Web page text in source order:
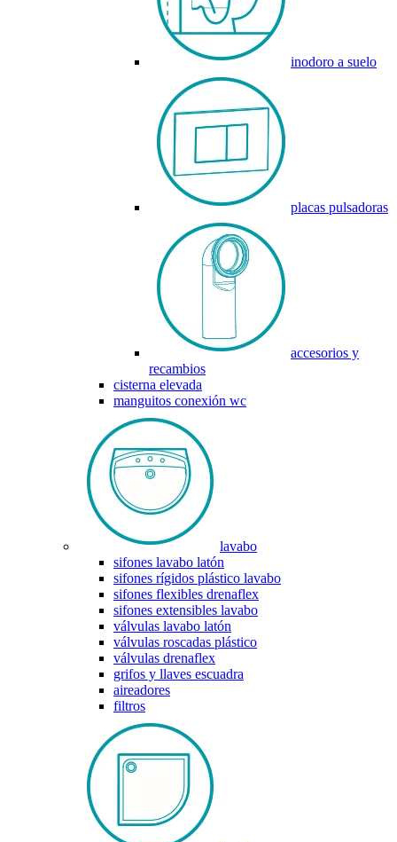
inodoro a suelo
placas pulsadoras
accesorios y
recambios
cisterna elevada
manguitos conexión wc
lavabo
sifones lavabo latón
sifones rígidos plástico lavabo
sifones flexibles drenaflex
sifones extensibles lavabo
válvulas lavabo latón
válvulas roscadas plástico
válvulas drenaflex
grifos y llaves escuadra
aireadores
filtros